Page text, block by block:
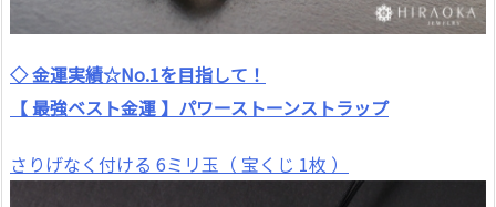
◇ 金運実績☆No.1を目指して！
【 最強ベスト金運 】パワーストーンストラップ
さりげなく付ける 6ミリ玉（ 宝くじ 1枚 ）